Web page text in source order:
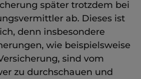
später trotzdem bei
ab. Dieses ist
denn insbesondere
wie beispielsweise
sind vom
zu durchschauen und